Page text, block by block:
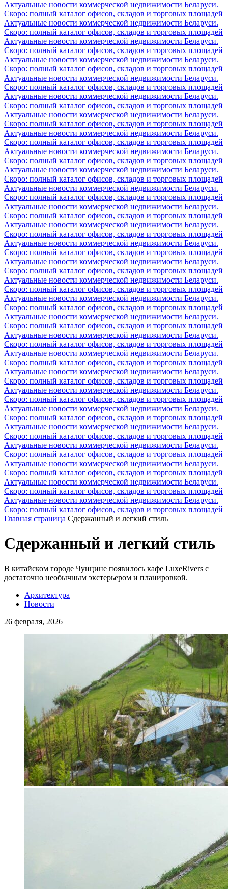
Актуальные новости коммерческой недвижимости Беларуси.
Скоро: полный каталог офисов, складов и торговых площадей
Актуальные новости коммерческой недвижимости Беларуси.
Скоро: полный каталог офисов, складов и торговых площадей
Актуальные новости коммерческой недвижимости Беларуси.
Скоро: полный каталог офисов, складов и торговых площадей
Актуальные новости коммерческой недвижимости Беларуси.
Скоро: полный каталог офисов, складов и торговых площадей
Актуальные новости коммерческой недвижимости Беларуси.
Скоро: полный каталог офисов, складов и торговых площадей
Актуальные новости коммерческой недвижимости Беларуси.
Скоро: полный каталог офисов, складов и торговых площадей
Актуальные новости коммерческой недвижимости Беларуси.
Скоро: полный каталог офисов, складов и торговых площадей
Актуальные новости коммерческой недвижимости Беларуси.
Скоро: полный каталог офисов, складов и торговых площадей
Актуальные новости коммерческой недвижимости Беларуси.
Скоро: полный каталог офисов, складов и торговых площадей
Актуальные новости коммерческой недвижимости Беларуси.
Скоро: полный каталог офисов, складов и торговых площадей
Актуальные новости коммерческой недвижимости Беларуси.
Скоро: полный каталог офисов, складов и торговых площадей
Актуальные новости коммерческой недвижимости Беларуси.
Скоро: полный каталог офисов, складов и торговых площадей
Актуальные новости коммерческой недвижимости Беларуси.
Скоро: полный каталог офисов, складов и торговых площадей
Актуальные новости коммерческой недвижимости Беларуси.
Скоро: полный каталог офисов, складов и торговых площадей
Актуальные новости коммерческой недвижимости Беларуси.
Скоро: полный каталог офисов, складов и торговых площадей
Актуальные новости коммерческой недвижимости Беларуси.
Скоро: полный каталог офисов, складов и торговых площадей
Актуальные новости коммерческой недвижимости Беларуси.
Скоро: полный каталог офисов, складов и торговых площадей
Актуальные новости коммерческой недвижимости Беларуси.
Скоро: полный каталог офисов, складов и торговых площадей
Актуальные новости коммерческой недвижимости Беларуси.
Скоро: полный каталог офисов, складов и торговых площадей
Актуальные новости коммерческой недвижимости Беларуси.
Скоро: полный каталог офисов, складов и торговых площадей
Актуальные новости коммерческой недвижимости Беларуси.
Скоро: полный каталог офисов, складов и торговых площадей
Актуальные новости коммерческой недвижимости Беларуси.
Скоро: полный каталог офисов, складов и торговых площадей
Актуальные новости коммерческой недвижимости Беларуси.
Скоро: полный каталог офисов, складов и торговых площадей
Актуальные новости коммерческой недвижимости Беларуси.
Скоро: полный каталог офисов, складов и торговых площадей
Актуальные новости коммерческой недвижимости Беларуси.
Скоро: полный каталог офисов, складов и торговых площадей
Актуальные новости коммерческой недвижимости Беларуси.
Скоро: полный каталог офисов, складов и торговых площадей
Актуальные новости коммерческой недвижимости Беларуси.
Скоро: полный каталог офисов, складов и торговых площадей
Актуальные новости коммерческой недвижимости Беларуси.
Скоро: полный каталог офисов, складов и торговых площадей
Главная страница Сдержанный и легкий стиль
Сдержанный и легкий стиль
В китайском городе Чунцине появилось кафе LuxeRivers с
достаточно необычным экстерьером и планировкой.
Архитектура
Новости
26 февраля, 2026